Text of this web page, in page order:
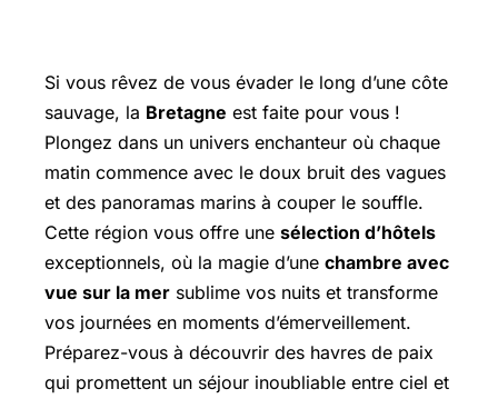
Si vous rêvez de vous évader le long d’une côte
sauvage, la Bretagne est faite pour vous !
Plongez dans un univers enchanteur où chaque
matin commence avec le doux bruit des vagues
et des panoramas marins à couper le souffle.
Cette région vous offre une sélection d’hôtels
exceptionnels, où la magie d’une chambre avec
vue sur la mer sublime vos nuits et transforme
vos journées en moments d’émerveillement.
Préparez-vous à découvrir des havres de paix
qui promettent un séjour inoubliable entre ciel et